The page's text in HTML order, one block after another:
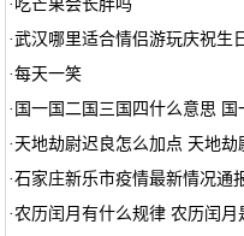
· 吃芒果会长胖吗
·武汉哪里适合情侣游玩庆祝生
·每天一笑
· 国一国二国三国四什么意思 国
· 天地劫尉迟良怎么加点 天地劫
·石家庄新乐市疫情最新情况通
·农历闰月有什么规律 农历闰月